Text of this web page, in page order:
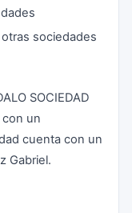
sociedades
SOCIEDAD
con un
cuenta con un
Gabriel.